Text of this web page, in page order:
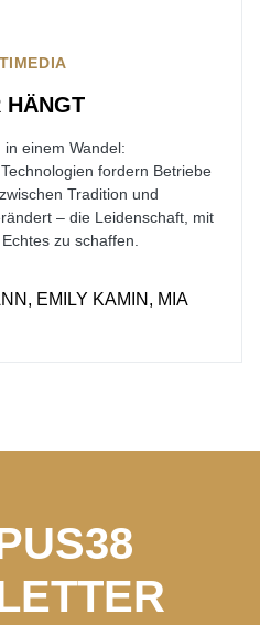
HÄNGT
einem Wandel:
fordern Betriebe
Tradition und
– die Leidenschaft, mit
zu schaffen.
EMILY KAMIN, MIA